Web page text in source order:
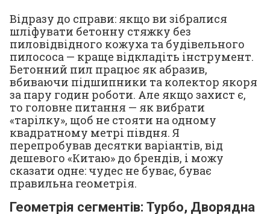
Відразу до справи: якщо ви зібралися
шліфувати бетонну стяжку без
пиловідвідного кожуха та будівельного
пилососа — краще відкладіть інструмент.
Бетонний пил працює як абразив,
вбиваючи підшипники та колектор якоря
за пару годин роботи. Але якщо захист є,
то головне питання — як вибрати
«тарілку», щоб не стояти на одному
квадратному метрі півдня. Я
перепробував десятки варіантів, від
дешевого «Китаю» до брендів, і можу
сказати одне: чудес не буває, буває
правильна геометрія.
Геометрія сегментів: Турбо, Дворядна